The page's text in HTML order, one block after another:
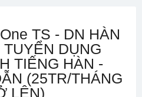
TS - DN HÀN
DỤNG
TIẾNG HÀN -
(25TR/THÁNG
LÊN)